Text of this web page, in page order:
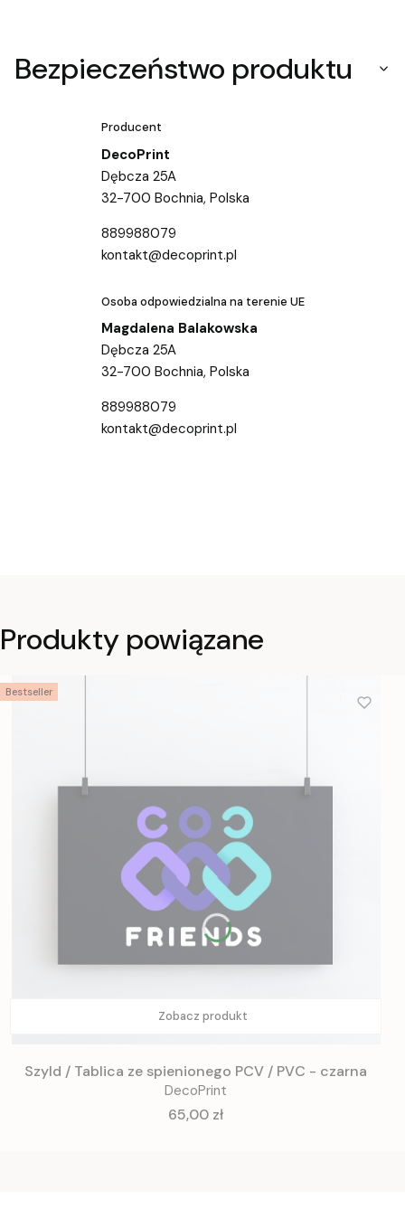
Bezpieczeństwo produktu
Producent
DecoPrint
Dębcza 25A
32-700 Bochnia, Polska
889988079
kontakt@decoprint.pl
Osoba odpowiedzialna na terenie UE
Magdalena Balakowska
Dębcza 25A
32-700 Bochnia, Polska
889988079
kontakt@decoprint.pl
Produkty powiązane
Bestseller
Zobacz produkt
Szyld / Tablica ze spienionego PCV / PVC - czarna
DecoPrint
Cena
65,00 zł